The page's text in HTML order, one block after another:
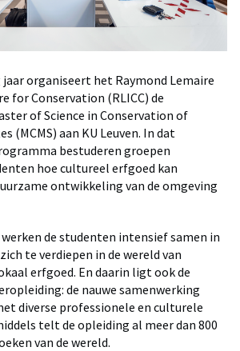
organiseert het Raymond Lemaire
for Conservation (RLICC) de
of Science in Conservation of
(MCMS) aan KU Leuven. In dat
bestuderen groepen
hoe cultureel erfgoed kan
ontwikkeling van de omgeving
de studenten intensief samen in
te verdiepen in de wereld van
erfgoed. En daarin ligt ook de
de nauwe samenwerking
diverse professionele en culturele
telt de opleiding al meer dan 800
van de wereld.